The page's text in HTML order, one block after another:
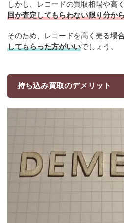
しかし、レコードの買取相場や高
回か査定してもらわない限り分か
そのため、レコードを高く売る場合
してもらった方がいいでしょう。
持ち込み買取のデメリット